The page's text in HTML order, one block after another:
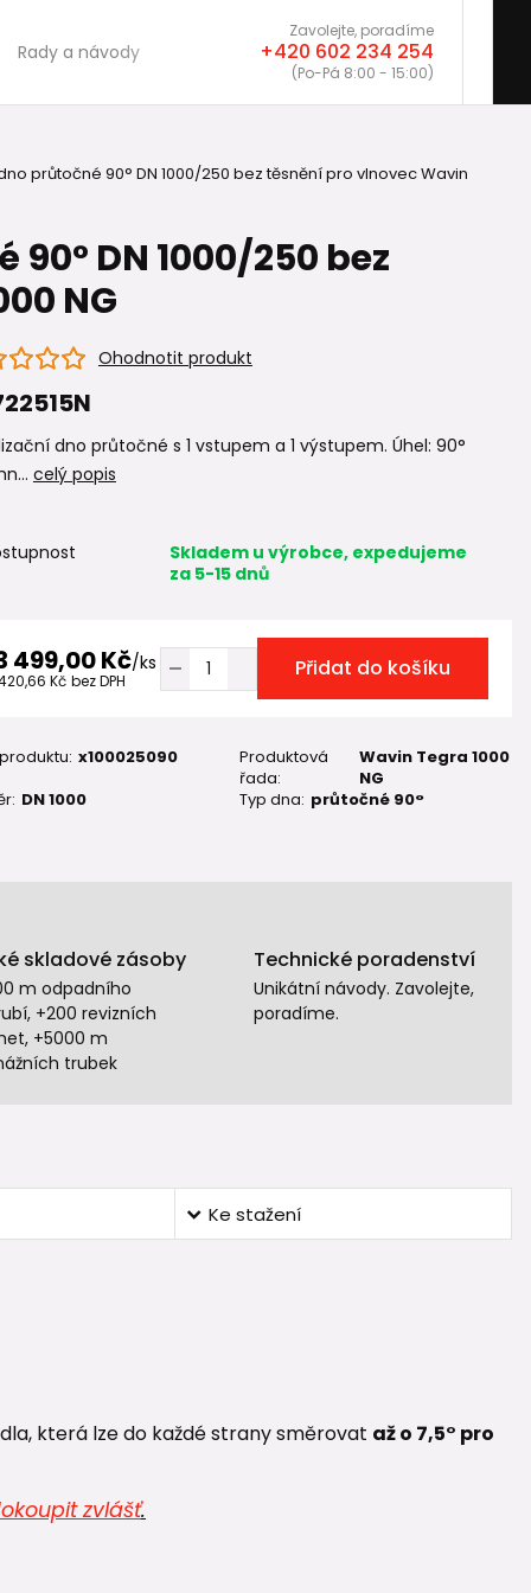
Rady a návody
Zavolejte, poradíme
+420 602 234 254
(Po-Pá 8:00 - 15:00)
průtočné 90° DN 1000/250 bez těsnění pro vlnovec Wavin
DN 1000/250 bez
NG
Ohodnotit produkt
dno průtočné s 1 vstupem a 1 výstupem. Úhel: 90°
celý popis
Skladem u výrobce, expedujeme
za 5-15 dnů
499,00 Kč/ks
Kč bez DPH Přidat do košíku
x100025090
Produktová
řada:
Wavin Tegra 1000
NG
DN 1000 Typ dna: průtočné 90°
skladové zásoby
m odpadního
+200 revizních
+5000 m
trubek
Technické poradenství
Unikátní návody. Zavolejte,
poradíme.
Ke stažení
která lze do každé strany směrovat až o 7,5° pro
zvlášť.